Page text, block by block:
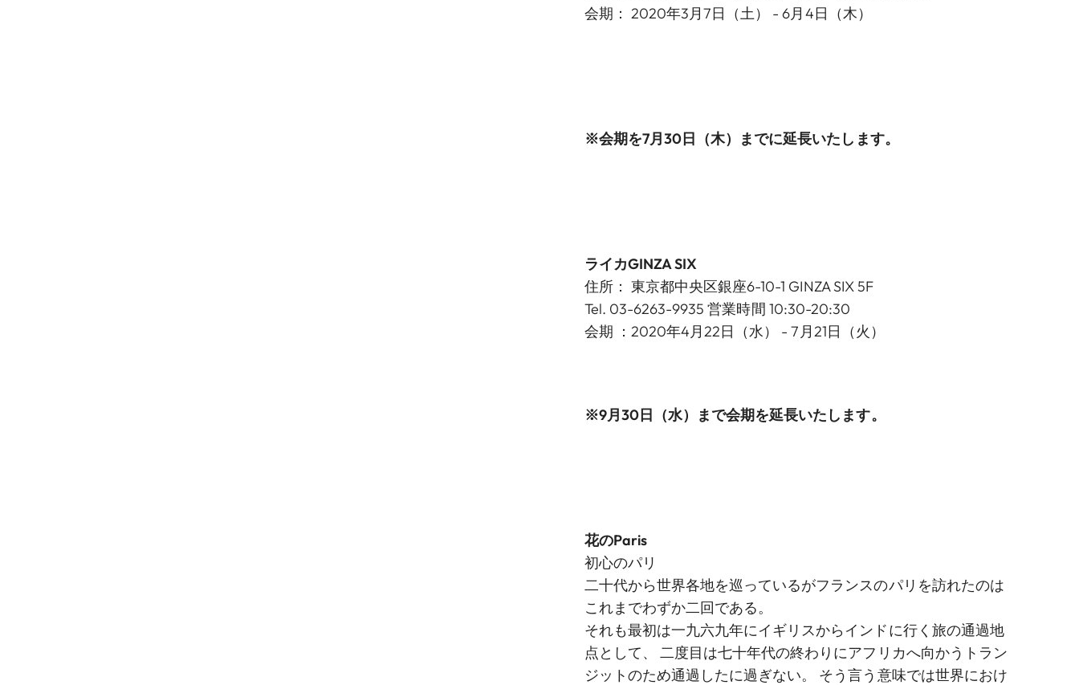
会期： 2020年3月7日（土） - 6月4日（木）
※会期を7月30日（木）までに延長いたします。
ライカGINZA SIX
住所： 東京都中央区銀座6-10-1 GINZA SIX 5F
Tel. 03-6263-9935 営業時間 10:30-20:30
会期 ：2020年4月22日（水） - 7月21日（火）
※9月30日（水）まで会期を延長いたします。
花のParis
初心のパリ
二十代から世界各地を巡っているがフランスのパリを訪れたのは
これまでわずか二回である。
それも最初は一九六九年にイギリスからインドに行く旅の通過地
点として、 二度目は七十年代の終わりにアフリカへ向かうトラン
ジットのため通過したに過ぎない。 そう言う意味では世界におけ